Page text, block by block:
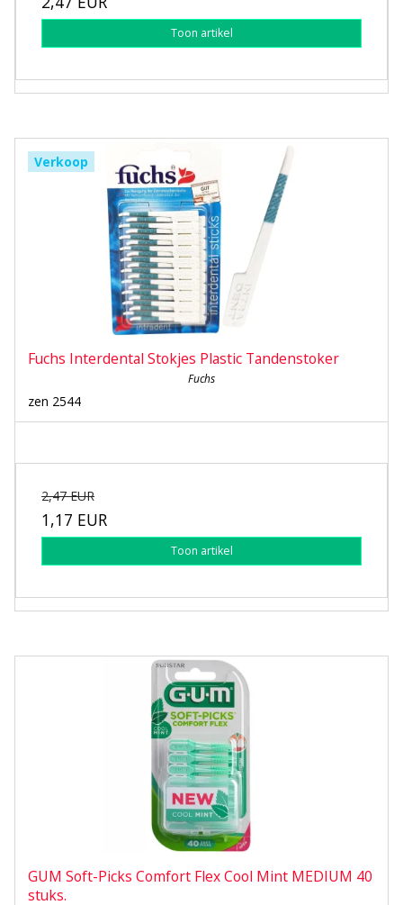
Toon artikel
Verkoop
Fuchs Interdental Stokjes Plastic Tandenstoker
Fuchs
zen 2544
2,47 EUR
1,17 EUR
Toon artikel
GUM Soft-Picks Comfort Flex Cool Mint MEDIUM 40
stuks.